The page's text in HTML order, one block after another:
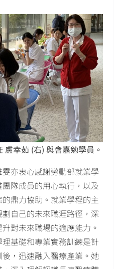
幸茹 (右) 與會嘉勉學員。
亦衷心感謝勞動部就業學
隊成員的用心執行，以及
鼎力協助。就業學程的主
自己的未來職涯路徑，深
對未來職場的適應能力。
基礎和專業實務訓練是計
，迅速融入醫療產業。她